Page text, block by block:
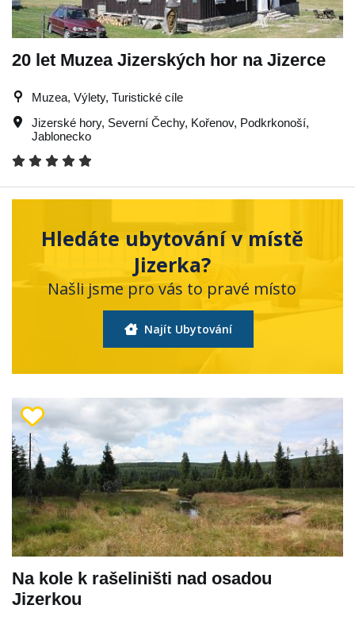
20 let Muzea Jizerských hor na Jizerce
Muzea, Výlety, Turistické cíle
Jizerské hory, Severní Čechy, Kořenov, Podkrkonoší,
Jablonecko
Hledáte ubytování v místě
Jizerka?
Našli jsme pro vás to pravé místo
Najít Ubytování
Na kole k rašeliništi nad osadou
Jizerkou